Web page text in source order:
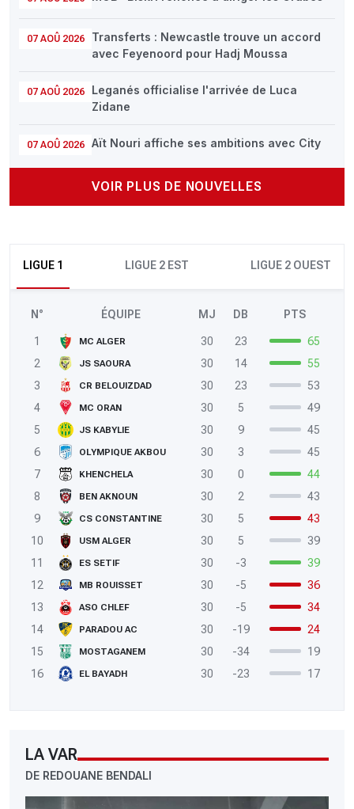
07 AOÛ 2026
Transferts : Newcastle trouve un accord
avec Feyenoord pour Hadj Moussa
07 AOÛ 2026
Leganés officialise l'arrivée de Luca
Zidane
07 AOÛ 2026 Aït Nouri affiche ses ambitions avec City
VOIR PLUS DE NOUVELLES
LIGUE 1 LIGUE 2 EST LIGUE 2 OUEST
N° ÉQUIPE MJ DB PTS
1 MC ALGER 30 23
65
2
JS SAOURA 30 14
55
3
CR BELOUIZDAD 30 23
53
4
MC ORAN 30 5
49
5
JS KABYLIE 30 9
45
6
OLYMPIQUE AKBOU 30 3
45
7
KHENCHELA 30 0
44
8
BEN AKNOUN 30 2
43
9
CS CONSTANTINE 30 5
43
10
USM ALGER 30 5
39
11
ES SETIF 30 -3
39
12
MB ROUISSET 30 -5
36
13
ASO CHLEF 30 -5
34
14
PARADOU AC 30 -19
24
15
MOSTAGANEM 30 -34
19
16
EL BAYADH 30 -23 17
LA VAR
DE REDOUANE BENDALI